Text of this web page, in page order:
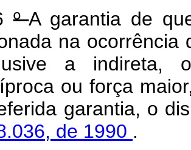
ºA garantia de
na ocorrência
a indireta,
ou força
garantia, o
de 1990 .